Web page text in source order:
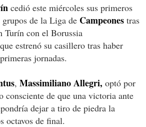
cedió este miércoles sus primeros
de la Liga de Campeones tras
Turín con el Borussia
estrenó su casillero tras haber
jornadas.
, Massimiliano Allegri, optó por
consciente de que una victoria ante
dejar a tiro de piedra la
octavos de final.